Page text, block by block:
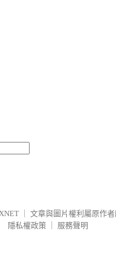
文章與圖片權利屬原作
隱私權政策
服務聲明